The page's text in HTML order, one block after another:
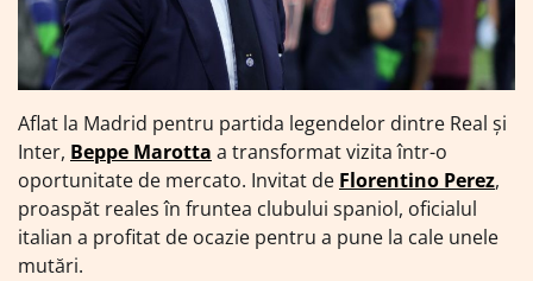
Aflat la Madrid pentru partida legendelor dintre Real și
Inter, Beppe Marotta a transformat vizita într-o
oportunitate de mercato. Invitat de Florentino Perez,
proaspăt reales în fruntea clubului spaniol, oficialul
italian a profitat de ocazie pentru a pune la cale unele
mutări.